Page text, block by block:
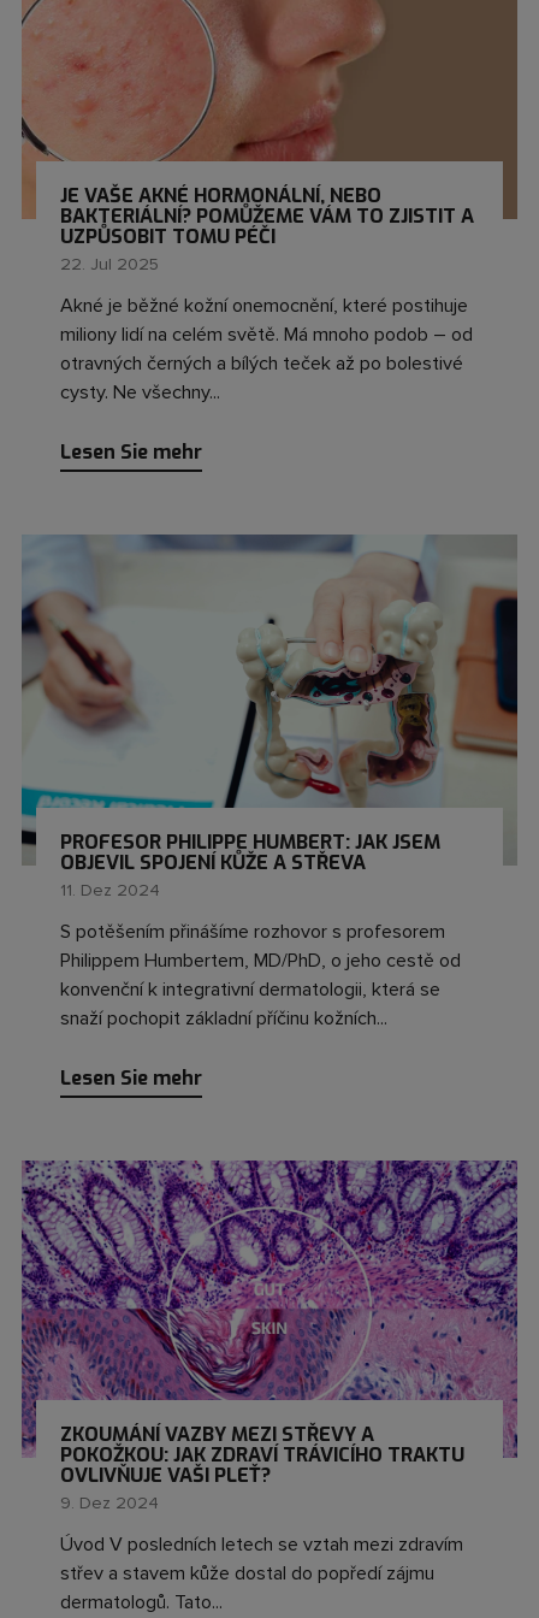
JE VAŠE AKNÉ HORMONÁLNÍ, NEBO
BAKTERIÁLNÍ? POMŮŽEME VÁM TO ZJISTIT A
UZPŮSOBIT TOMU PÉČI
22. Jul 2025
Akné je běžné kožní onemocnění, které postihuje
miliony lidí na celém světě. Má mnoho podob – od
otravných černých a bílých teček až po bolestivé
cysty. Ne všechny...
Lesen Sie mehr
PROFESOR PHILIPPE HUMBERT: JAK JSEM
OBJEVIL SPOJENÍ KŮŽE A STŘEVA
11. Dez 2024
S potěšením přinášíme rozhovor s profesorem
Philippem Humbertem, MD/PhD, o jeho cestě od
konvenční k integrativní dermatologii, která se
snaží pochopit základní příčinu kožních...
Lesen Sie mehr
ZKOUMÁNÍ VAZBY MEZI STŘEVY A
POKOŽKOU: JAK ZDRAVÍ TRÁVICÍHO TRAKTU
OVLIVŇUJE VAŠI PLEŤ?
9. Dez 2024
Úvod V posledních letech se vztah mezi zdravím
střev a stavem kůže dostal do popředí zájmu
dermatologů. Tato...